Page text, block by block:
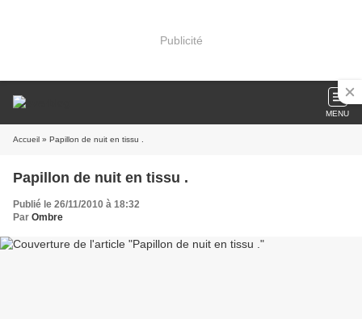
Publicité
MENU
Accueil » Papillon de nuit en tissu .
Papillon de nuit en tissu .
Publié le 26/11/2010 à 18:32
Par Ombre